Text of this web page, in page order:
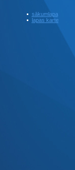
sākumlapa
lapas karte